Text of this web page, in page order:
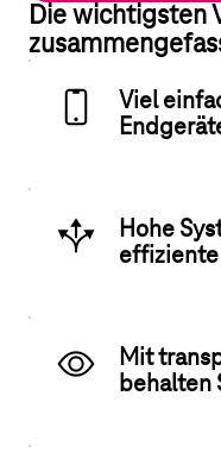
Die wichtigsten
Viel
Hohe
effiziente
Mit
behalten